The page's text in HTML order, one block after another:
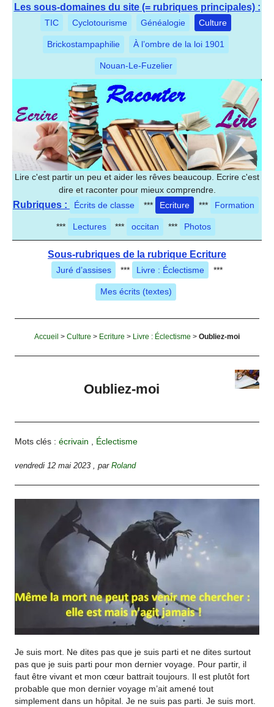
Les sous-domaines du site (= rubriques principales) :
TIC Cyclotourisme Généalogie Culture
Brickostampaphilie À l’ombre de la loi 1901
Nouan-Le-Fuzelier
Lire c'est partir un peu et aider les rêves beaucoup. Ecrire c'est
dire et raconter pour mieux comprendre.
Rubriques : Écrits de classe *** Ecriture *** Formation
*** Lectures *** occitan *** Photos
Sous-rubriques de la rubrique Ecriture
Juré d’assises *** Livre : Éclectisme ***
Mes écrits (textes)
Accueil > Culture > Ecriture > Livre : Éclectisme > Oubliez-moi
Oubliez-moi
Mots clés :écrivain Éclectisme
vendredi 12 mai 2023 ,parRoland
Je suis mort. Ne dites pas que je suis parti et ne dites surtout
pas que je suis parti pour mon dernier voyage. Pour partir, il
faut être vivant et mon cœur battrait toujours. Il est plutôt fort
probable que mon dernier voyage m’ait amené tout
simplement dans un hôpital. Je ne suis pas parti. Je suis mort.